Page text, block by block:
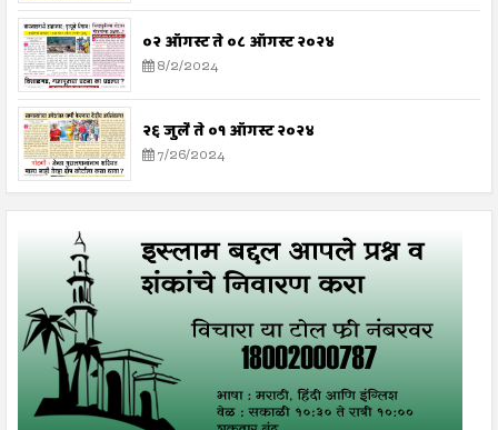
०२ ऑगस्ट ते ०८ ऑगस्ट २०२४
8/2/2024
२६ जुलै ते ०१ ऑगस्ट २०२४
7/26/2024